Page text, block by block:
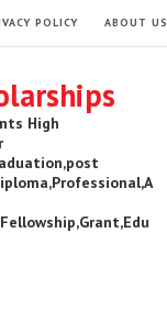
POLICY ABOUT US
High